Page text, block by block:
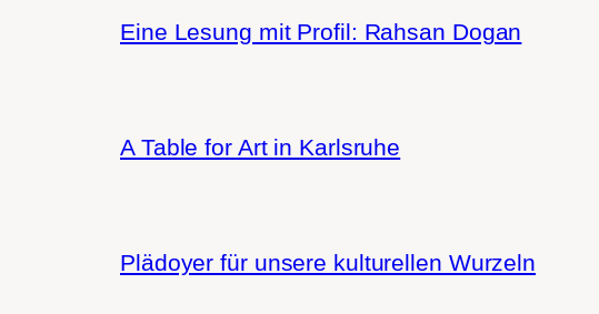
Eine Lesung mit Profil: Rahsan Dogan
A Table for Art in Karlsruhe
Plädoyer für unsere kulturellen Wurzeln